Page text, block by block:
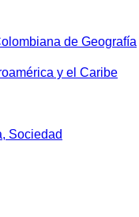
de Geografía
y el Caribe
Sociedad